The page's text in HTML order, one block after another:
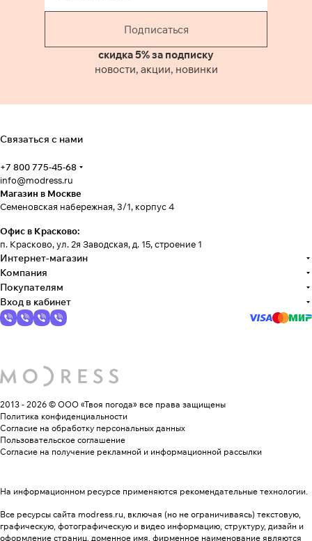
Подписаться
скидка 5% за подписку
новости, акции, новинки
Связаться с нами
+7 800 775-45-68
info@modress.ru
Магазин в Москве
Семеновская набережная, 3/1, корпус 4
Офис в Красково:
п. Красково, ул. 2я Заводская, д. 15, строение 1
Интернет-магазин
Компания
Покупателям
Вход в кабинет
2013 - 2026 © ООО «Твоя погода» все права защищены
Политика конфиденциальности
Согласие на обработку персональных данных
Пользовательское соглашение
Согласие на получение рекламной и информационной рассылки
На информационном ресурсе применяются рекомендательные технологии.
Все ресурсы сайта modress.ru, включая (но не ограничиваясь) текстовую,
графическую, фотографическую и видео информацию, структуру, дизайн и
оформление страниц, доменное имя, фирменное наименование являются